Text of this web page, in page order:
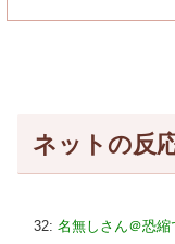
ネットの反
32: 名無しさん＠恐縮